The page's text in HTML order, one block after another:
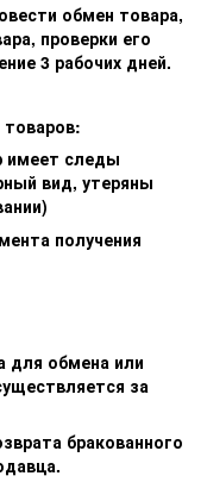
обмен товара,
проверки его
3 рабочих дней.
имеет следы
вид, утеряны
получения
для обмена или
за
бракованного